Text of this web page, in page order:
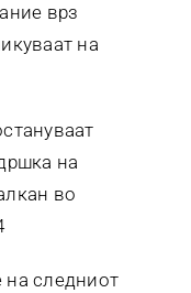
врз
на
на
во
на следниот